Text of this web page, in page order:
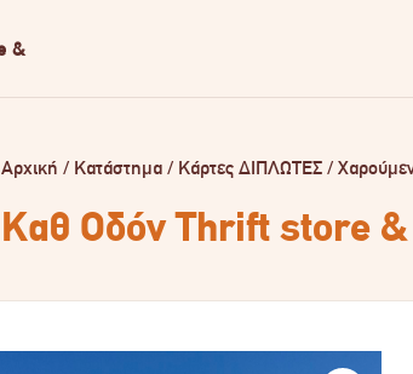
Αρχική / Κατάστημα / Κάρτες ΔΙΠΛΩΤΕΣ /
Καθ Οδόν Thrift store